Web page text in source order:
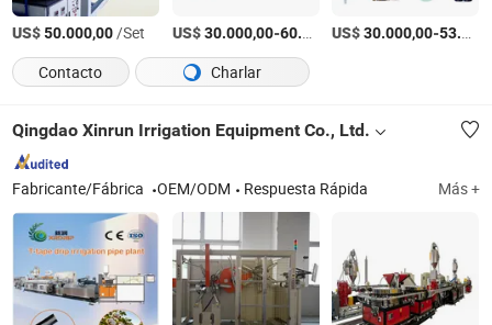
US$50.000,00/Set US$30.000,00-60.000,00 /Pieza
US$30.000,00-53.000,00
Contacto Charlar
Qingdao Xinrun Irrigation Equipment Co., Ltd.
Fabricante/Fábrica OEM/ODM Respuesta Rápida Más +